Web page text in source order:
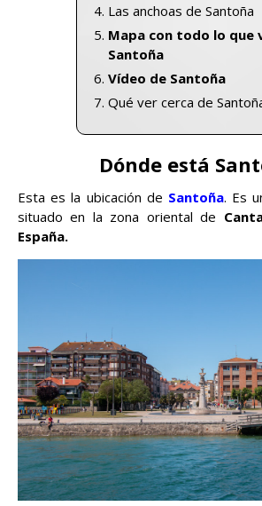
Las anchoas de Santoña
Mapa con todo lo que
Santoña
Vídeo de Santoña
Qué ver cerca de
Dónde está
Esta es la ubicación de Santoña. Es
situado en la zona oriental de
España.